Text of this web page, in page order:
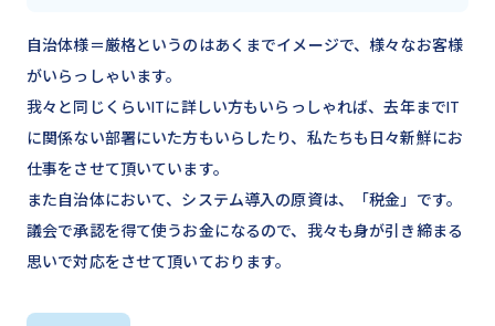
自治体様＝厳格というのはあくまでイメージで、様々なお客様
がいらっしゃいます。
我々と同じくらいITに詳しい方もいらっしゃれば、去年までIT
に関係ない部署にいた方もいらしたり、私たちも日々新鮮にお
仕事をさせて頂いています。
また自治体において、システム導入の原資は、「税金」です。
議会で承認を得て使うお金になるので、我々も身が引き締まる
思いで対応をさせて頂いております。